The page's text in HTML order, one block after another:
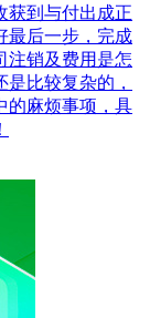
获到与付出成正
最后一步，完成
注销及费用是怎
比较复杂的，
的麻烦事项，具